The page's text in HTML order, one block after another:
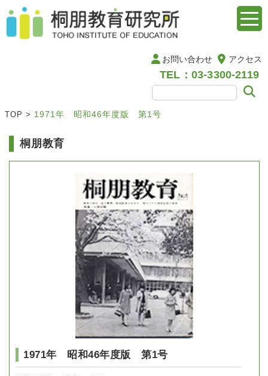
お問い合わせ アクセス
TEL：03-3300-2119
TOP > 1971年 昭和46年度版 第1号
桐朋教育
1971年 昭和46年度版 第1号